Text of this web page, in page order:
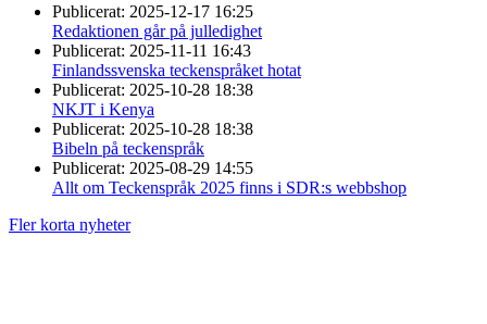
Publicerat: 2025-12-17 16:25
Redaktionen går på julledighet
Publicerat: 2025-11-11 16:43
Finlandssvenska teckenspråket hotat
Publicerat: 2025-10-28 18:38
NKJT i Kenya
Publicerat: 2025-10-28 18:38
Bibeln på teckenspråk
Publicerat: 2025-08-29 14:55
Allt om Teckenspråk 2025 finns i SDR:s webbshop
Fler korta nyheter